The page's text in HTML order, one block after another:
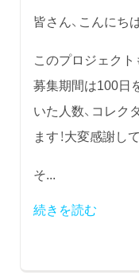
皆さん、こんにち
このプロジェクト
募集期間は100日
いた人数、コレク
ます！大変感謝し
そ...
続きを読む